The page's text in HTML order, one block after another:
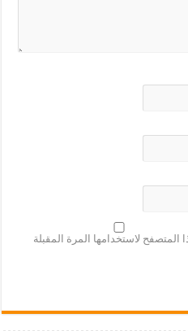
المرة المقبلة